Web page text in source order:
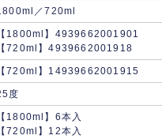
／720ml
【1800ml】4939662001901
【720ml】4939662001918
【720ml】14939662001915
度
【1800ml】6本入
【720ml】12本入